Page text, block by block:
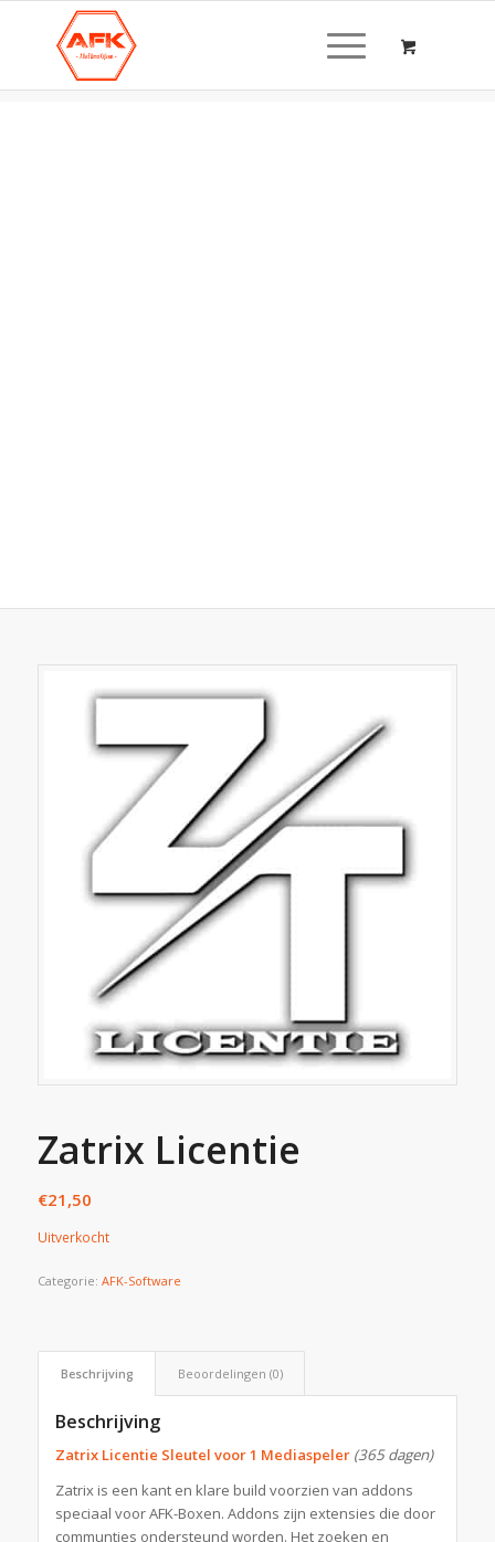
Zatrix Licentie
€21,50
Uitverkocht
Categorie: AFK-Software
Beschrijving Beoordelingen (0)
Beschrijving
Zatrix Licentie Sleutel voor 1 Mediaspeler (365 dagen)
Zatrix is een kant en klare build voorzien van addons
speciaal voor AFK-Boxen. Addons zijn extensies die door
communties ondersteund worden. Het zoeken en